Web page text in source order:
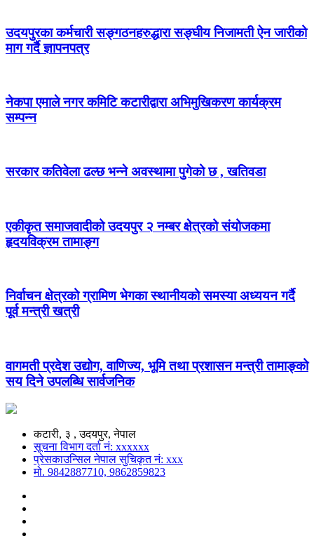
उदयपुरका कर्मचारी सङ्गठनहरुद्धारा सङ्घीय निजामती ऐन जारीको
माग गर्दै ज्ञापनपत्र
नेकपा एमाले नगर कमिटि कटारीद्वारा अभिमुखिकरण कार्यक्रम
सम्पन्न
सरकार कतिवेला ढल्छ भन्ने अवस्थामा पुगेको छ , खतिवडा
एकीकृत समाजवादीको उदयपुर २ नम्बर क्षेत्रको संयोजकमा
हृदयविक्रम तामाङ्ग
निर्वाचन क्षेत्रको ग्रामिण भेगका स्थानीयको समस्या अध्ययन गर्दै
पूर्व मन्त्री खत्री
वागमती प्रदेश उद्योग, वाणिज्य, भूमि तथा प्रशासन मन्त्री तामाङ्को
सय दिने उपलब्धि सार्वजनिक
कटारी, ३ , उदयपुर, नेपाल
सूचना विभाग दर्ता नं: xxxxxx
प्रेसकाउन्सिल नेपाल सुचिकृत नं: xxx
मो. 9842887710, 9862859823